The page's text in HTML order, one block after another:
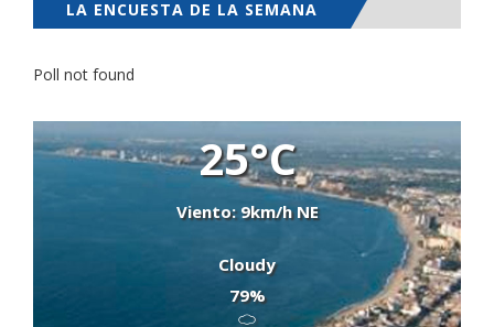
LA ENCUESTA DE LA SEMANA
Poll not found
25°C
Viento: 9km/h NE
Cloudy
79%